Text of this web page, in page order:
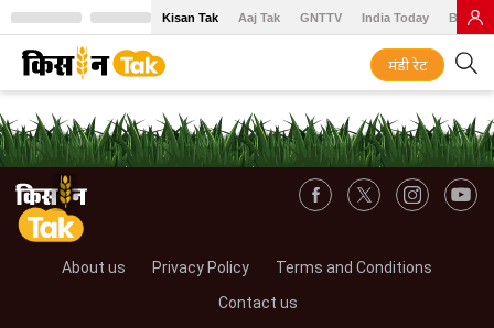
Kisan Tak Aaj Tak GNTTV India Today BT
मंडी रेट
About us Privacy Policy
Terms and Conditions
Contact us